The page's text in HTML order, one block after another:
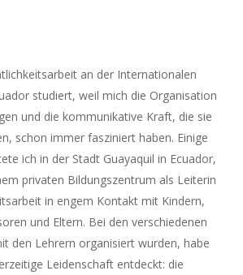
an der Internationalen
studiert, weil mich die Organisation
und die kommunikative Kraft, die sie
schon immer fasziniert haben. Einige
ich in der Stadt Guayaquil in Ecuador,
privaten Bildungszentrum als Leiterin
in engem Kontakt mit Kindern,
und Eltern. Bei den verschiedenen
den Lehrern organisiert wurden, habe
Leidenschaft entdeckt: die